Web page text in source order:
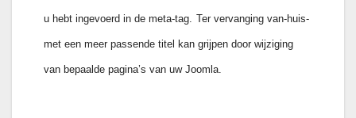
u hebt ingevoerd in de meta-tag. Ter vervanging van-huis-
met een meer passende titel kan grijpen door wijziging
van bepaalde pagina’s van uw Joomla.